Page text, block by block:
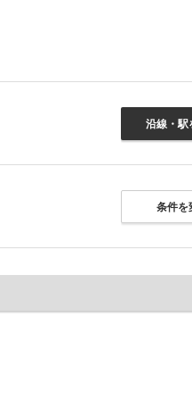
沿線・駅
条件を